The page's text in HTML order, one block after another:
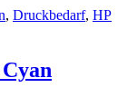
, Druckbedarf, HP